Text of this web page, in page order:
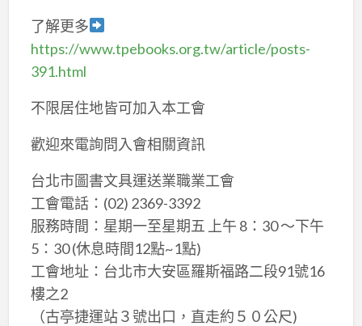
了解更多
https://www.tpebooks.org.tw/article/posts-
391.html
不限居住地皆可加入本工會
歡迎來電詢問入會相關資訊
台北市圖書文具運送業職業工會
工會電話：(02) 2369-3392
服務時間：星期一至星期五 上午 8：30 ～下午
5：30 (休息時間12點~1點)
工會地址：台北市大安區羅斯福路二段91號16
樓之2
（古亭捷運站３號出口，直走約５０公尺)